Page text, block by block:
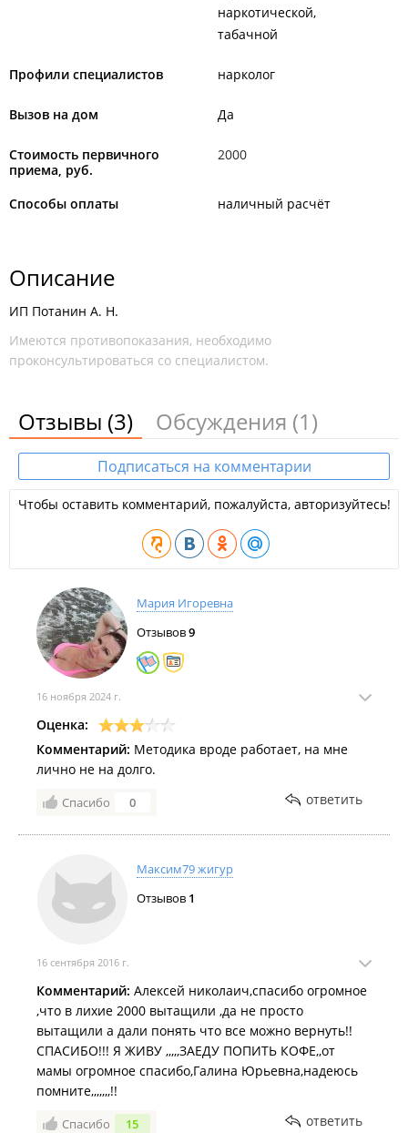
наркотической
табачной
Профили специалистов нарколог
Вызов на дом Да
Стоимость первичного
приема, руб.
2000
Способы оплаты наличный расчёт
Описание
ИП Потанин А. Н.
Имеются противопоказания, необходимо
проконсультироваться со специалистом.
Отзывы (3) Обсуждения (1)
Подписаться на комментарии
Чтобы оставить комментарий, пожалуйста, авторизуйтесь!
Мария Игоревна
Отзывов9
16 ноября 2024 г.
Оценка:
Комментарий: Методика вроде работает, на мне
лично не на долго.
Спасибо 0 ответить
Максим79 жигур
Отзывов 1
16 сентября 2016 г.
Комментарий: Алексей николаич,спасибо огромное
,что в лихие 2000 вытащили ,да не просто
вытащили а дали понять что все можно вернуть!!
СПАСИБО!!! Я ЖИВУ ,,,,,ЗАЕДУ ПОПИТЬ КОФЕ,,от
мамы огромное спасибо,Галина Юрьевна,надеюсь
помните,,,,,,,!!
Спасибо 15 ответить